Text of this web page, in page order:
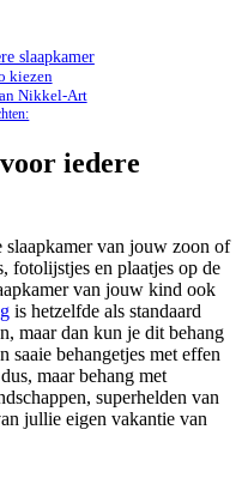
slaapkamer
kiezen
Nikkel-Art
iedere
van jouw zoon of
fotolijstjes en plaatjes op de
van jouw kind ook
is hetzelfde als standaard
maar dan kun je dit behang
saaie behangetjes met effen
maar behang met
superhelden van
jullie eigen vakantie van